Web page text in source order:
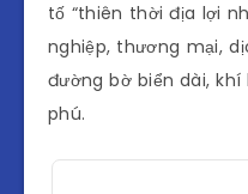
tố “thiên thời địa lợi
nghiệp, thương mại,
đường bờ biển dài,
phú.